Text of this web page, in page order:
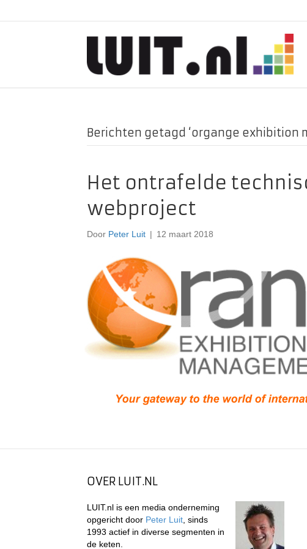
Berichten getagd ‘organge exhibition
Het ontrafelde
webproject
Door Peter Luit | 12 maart 2018
OVER LUIT.NL
LUIT.nl is een media onderneming
opgericht door Peter Luit , sinds
1993 actief in diverse segmenten in
de keten.